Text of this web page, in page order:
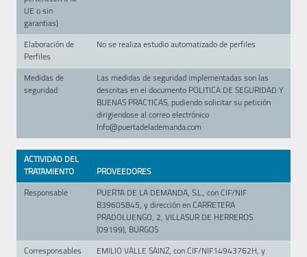
UE o sin
garantias)
Elaboración de
Perfiles
No se realiza estudio automatizado de perfiles
Medidas de
seguridad
Las medidas de seguridad implementadas son las
descritas en el documento POLITICA DE SEGURIDAD Y
BUENAS PRACTICAS, pudiendo solicitar su petición
dirigiendose al correo electrónico
Info@puertadelademanda.com
ACTIVIDAD DEL
TRATAMIENTO
PROVEEDORES
Responsable
PUERTA DE LA DEMANDA, S.L., con CIF/NIF
B39605845, y dirección en CARRETERA
PRADOLUENGO, 2, VILLASUR DE HERREROS
(09199), BURGOS
Corresponsables
EMILIO VALLE SAINZ, con CIF/NIF14943762H, y